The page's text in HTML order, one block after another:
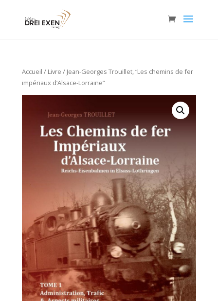
Accueil / Livre / Jean-Georges Trouillet, “Les chemins de fer
impériaux d’Alsace-Lorraine”